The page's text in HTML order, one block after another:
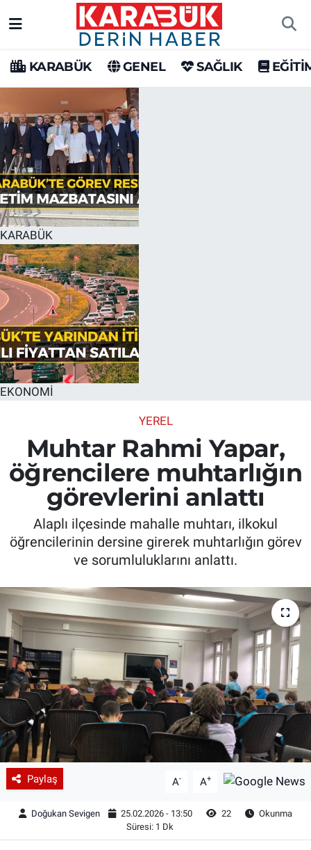
KARABÜK GENEL SAĞLIK
KARABÜK
EKONOMİ
YEREL
Muhtar Rahmi Yapar,
öğrencilere muhtarlığın
görevlerini anlattı
Alaplı ilçesinde mahalle muhtarı, ilkokul
öğrencilerinin dersine girerek muhtarlığın görev
ve sorumluluklarını anlattı.
Paylaş A- A+
Doğukan Sevigen 25.02.2026 - 13:50 22
Okunma
Süresi: 1 Dk
Karabük Hava Durumu
Karabük Trafik Yoğunluk Haritası
Süper Lig Puan Durumu ve Fikstür
Tüm Manşetler
Son Dakika Haberleri
Haber Arşivi